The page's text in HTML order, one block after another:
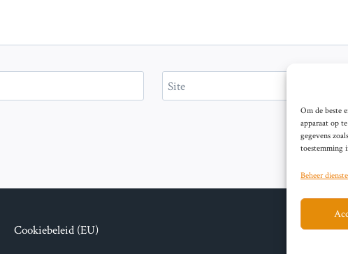
Om de beste
apparaat op
gegevens
toestemming
Beheer
Site
Cookiebeleid (EU)